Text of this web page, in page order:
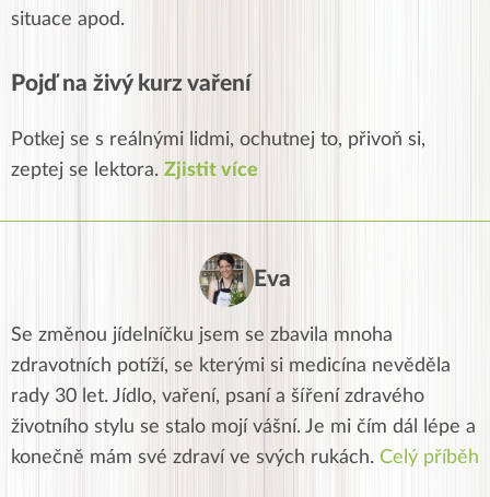
situace apod.
Pojď na živý kurz vaření
Potkej se s reálnými lidmi, ochutnej to, přivoň si,
zeptej se lektora. Zjistit více
Eva
Se změnou jídelníčku jsem se zbavila mnoha
zdravotních potíží, se kterými si medicína nevěděla
rady 30 let. Jídlo, vaření, psaní a šíření zdravého
životního stylu se stalo mojí vášní. Je mi čím dál lépe a
konečně mám své zdraví ve svých rukách. Celý příběh